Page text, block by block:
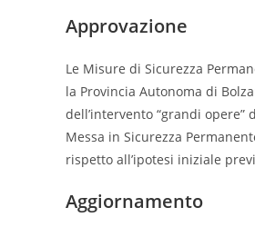
Approvazione
Le Misure di Sicurezza
la Provincia Autonoma di
dell’intervento “grandi
Messa in Sicurezza
rispetto all’ipotesi iniziale
Aggiornamento